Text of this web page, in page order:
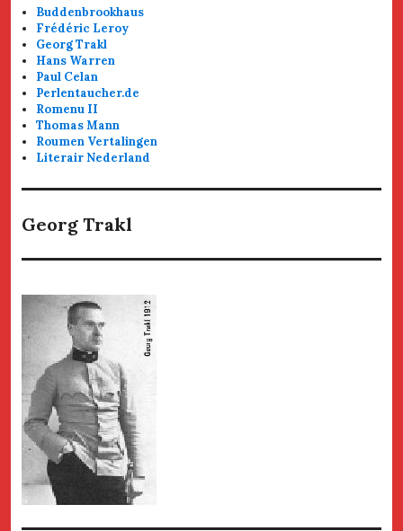
Buddenbrookhaus
Frédéric Leroy
Georg Trakl
Hans Warren
Paul Celan
Perlentaucher.de
Romenu II
Thomas Mann
Roumen Vertalingen
Literair Nederland
Georg Trakl